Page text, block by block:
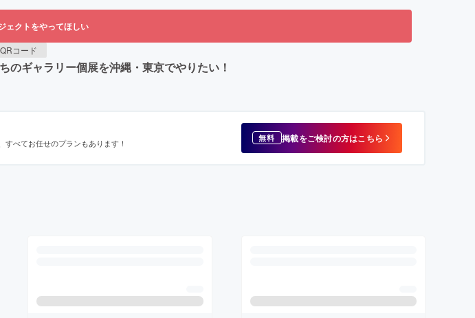
ェクトをやってほしい
QRコード
ギャラリー個展を沖縄・東京でやりたい！
べてお任せのプランもあります！ 無料 掲載をご検討の方はこちら